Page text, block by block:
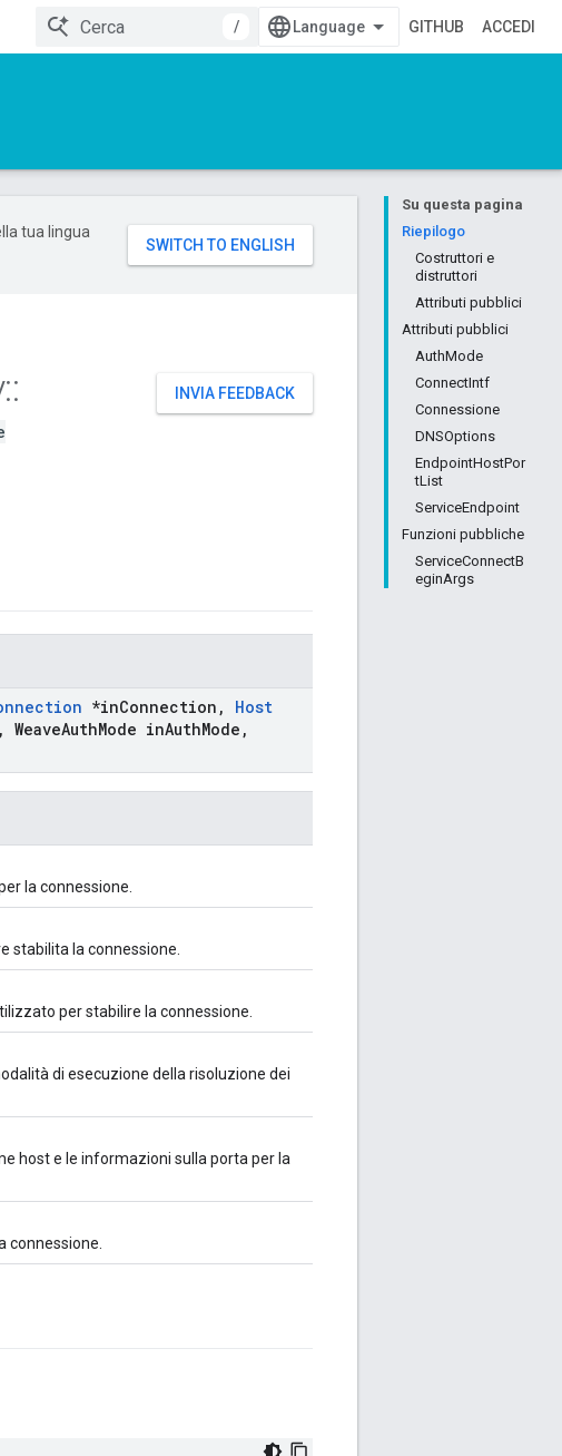
/
GITHUB ACCEDI
Su questa pagina
Riepilogo
Costruttori e
distruttori
Attributi pubblici
Attributi pubblici
AuthMode
ConnectIntf
Connessione
DNSOptions
EndpointHostPor
tList
ServiceEndpoint
Funzioni pubbliche
ServiceConnectB
eginArgs
tua lingua
INVIA FEEDBACK
::
*inConnection ,
Host
, WeaveAuthMode inAuthMode ,
la connessione.
stabilita la connessione.
per stabilire la connessione.
di esecuzione della risoluzione dei
host e le informazioni sulla porta per la
connessione.